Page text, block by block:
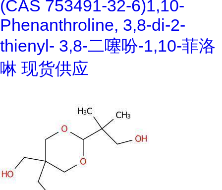
(CAS 753491-32-6)1,10-
Phenanthroline, 3,8-di-2-
thienyl- 3,8-二噻吩-1,10-菲洛
啉 现货供应